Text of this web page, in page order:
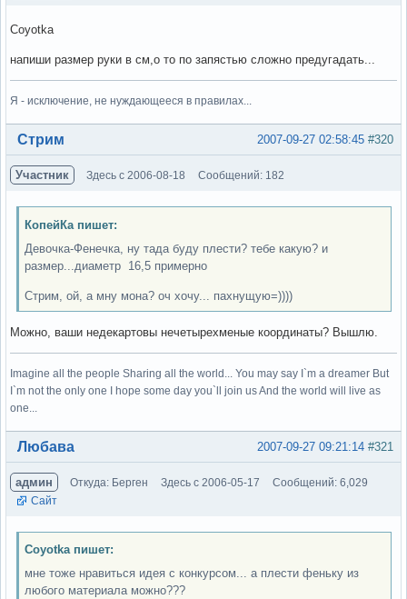
Coyotka
напиши размер руки в см,о то по запястью сложно предугадать...
Я - исключение, не нуждающееся в правилах...
Вне форума #320
2007-09-27 02:58:45
Стрим
Участник Здесь с 2006-08-18 Сообщений: 182
КопейКа пишет:
Девочка-Фенечка, ну тада буду плести? тебе какую? и
размер...диаметр 16,5 примерно
Стрим, ой, а мну мона? оч хочу... пахнущую=))))
Можно, ваши недекартовы нечетырехменые координаты? Вышлю.
Imagine all the people Sharing all the world... You may say I`m a dreamer But
I`m not the only one I hope some day you`ll join us And the world will live as
one...
Вне форума #321
2007-09-27 09:21:14
Любава
админ Откуда: Берген Здесь с 2006-05-17
Сообщений: 6,029
Сайт
Coyotka пишет:
мне тоже нравиться идея с конкурсом... а плести феньку из
любого материала можно???